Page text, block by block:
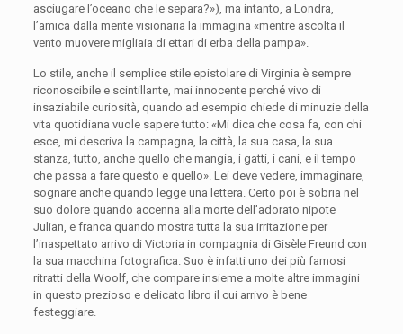
asciugare l’oceano che le separa?»), ma intanto, a Londra,
l’amica dalla mente visionaria la immagina «mentre ascolta il
vento muovere migliaia di ettari di erba della pampa».
Lo stile, anche il semplice stile epistolare di Virginia è sempre
riconoscibile e scintillante, mai innocente perché vivo di
insaziabile curiosità, quando ad esempio chiede di minuzie della
vita quotidiana vuole sapere tutto: «Mi dica che cosa fa, con chi
esce, mi descriva la campagna, la città, la sua casa, la sua
stanza, tutto, anche quello che mangia, i gatti, i cani, e il tempo
che passa a fare questo e quello». Lei deve vedere, immaginare,
sognare anche quando legge una lettera. Certo poi è sobria nel
suo dolore quando accenna alla morte dell’adorato nipote
Julian, e franca quando mostra tutta la sua irritazione per
l’inaspettato arrivo di Victoria in compagnia di Gisèle Freund con
la sua macchina fotografica. Suo è infatti uno dei più famosi
ritratti della Woolf, che compare insieme a molte altre immagini
in questo prezioso e delicato libro il cui arrivo è bene
festeggiare.